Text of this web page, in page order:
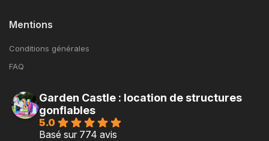
Mentions
Conditions générales
FAQ
Garden Castle : location de structures
gonflables
5.0
Basé sur 774 avis